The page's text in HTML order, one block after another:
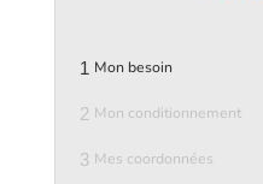
1 Mon besoin
2 Mon conditionnement
3 Mes coordonnées